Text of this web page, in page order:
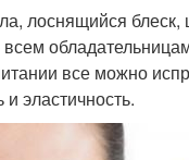
лоснящийся
все можно
эластичность.